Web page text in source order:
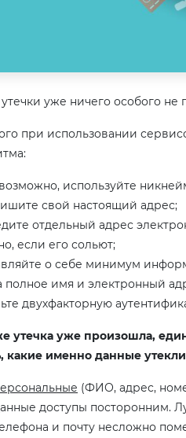
уже ничего особого не
при использовании
используйте
свой настоящий адрес;
отдельный адрес
если его сольют;
о себе минимум
полное имя и электронный
двухфакторную
утечка уже произошла,
какие именно данные
(ФИО, адрес,
доступы посторонним.
и почту несложно